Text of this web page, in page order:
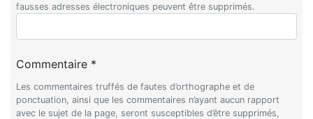
fausses adresses électroniques peuvent être supprimés.
Commentaire *
Les commentaires truffés de fautes d’orthographe et de
ponctuation, ainsi que les commentaires n’ayant aucun rapport
avec le sujet de la page, seront susceptibles d’être supprimés,